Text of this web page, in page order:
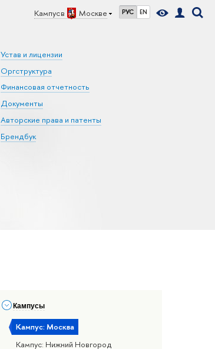
Кампус в Москве РУС EN
Устав и лицензии
Оргструктура
Финансовая отчетность
Документы
Авторские права и патенты
Брендбук
Кампусы
Кампус: Москва
Кампус: Нижний Новгород